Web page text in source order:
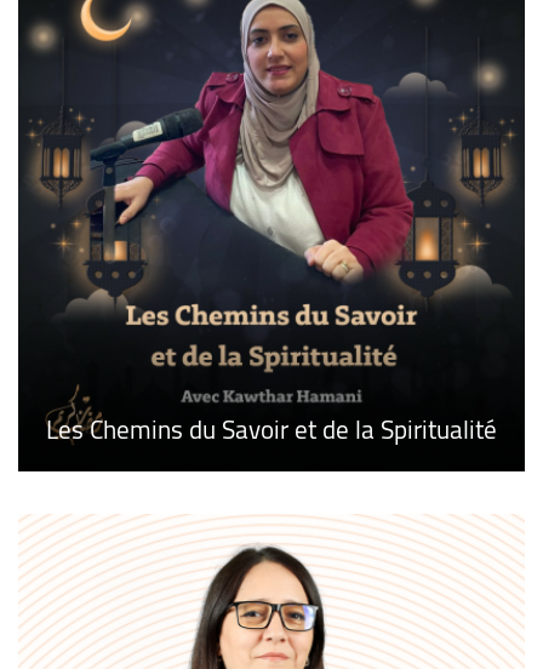
La Voix des Médias
Les Chemins du Savoir et de la Spiritualité
Cyber Securite